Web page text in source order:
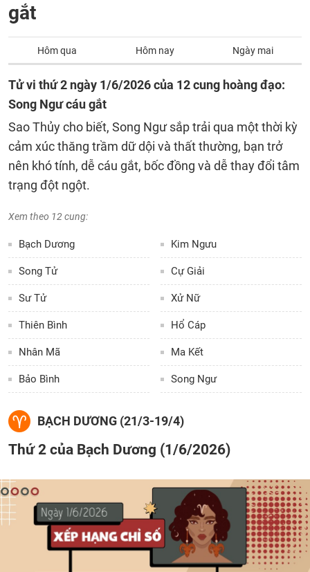
gắt
Hôm qua Hôm nay Ngày mai
Tử vi thứ 2 ngày 1/6/2026 của 12 cung hoàng đạo:
Song Ngư cáu gắt
Sao Thủy cho biết, Song Ngư sắp trải qua một thời kỳ
cảm xúc thăng trầm dữ dội và thất thường, bạn trở
nên khó tính, dễ cáu gắt, bốc đồng và dễ thay đổi tâm
trạng đột ngột.
Xem theo 12 cung:
Bạch Dương Kim Ngưu
Song Tử Cự Giải
Sư Tử Xử Nữ
Thiên Bình Hổ Cáp
Nhân Mã Ma Kết
Bảo Bình Song Ngư
BẠCH DƯƠNG (21/3-19/4)
Thứ 2 của Bạch Dương (1/6/2026)